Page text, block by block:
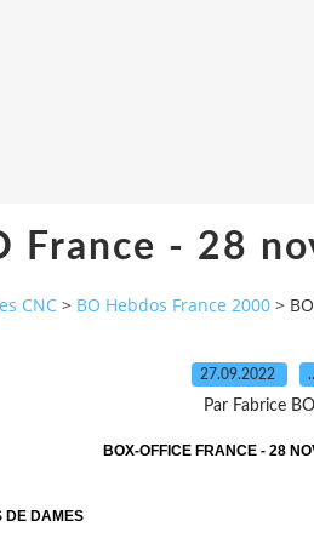
France - 28
CNC > BO Hebdos France 2000 >
27.09.2022
Par Fabrice BO
BOX-OFFICE FRANCE - 28
DE DAMES